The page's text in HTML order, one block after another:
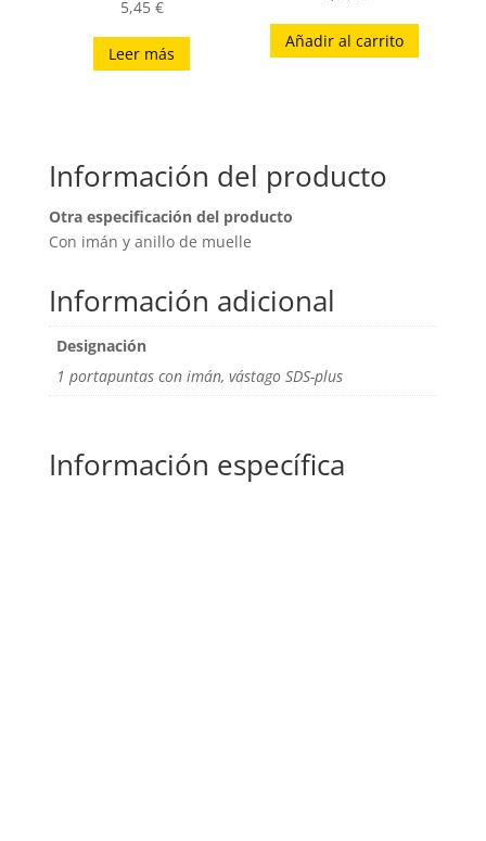
5,45 €
Leer más
Añadir al carrito
Información del producto
Otra especificación del producto
Con imán y anillo de muelle
Información adicional
Designación
1 portapuntas con imán, vástago SDS-plus
Información específica